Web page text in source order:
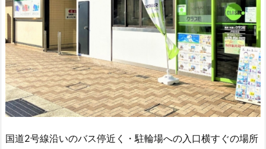
国道2号線沿いのバス停近く・駐輪場への入口横すぐの場所